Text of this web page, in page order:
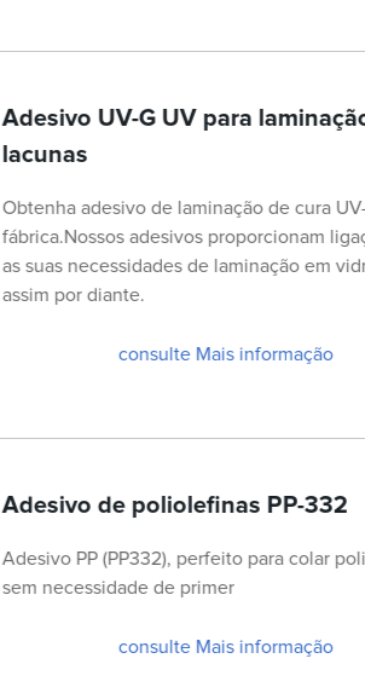
Adesivo UV-G UV para
lacunas
Obtenha adesivo de laminação de cura
fábrica.Nossos adesivos proporcionam
as suas necessidades de laminação em
assim por diante.
consulte Mais informação
Adesivo de poliolefinas PP-332
Adesivo PP (PP332), perfeito para colar
sem necessidade de primer
consulte Mais informação